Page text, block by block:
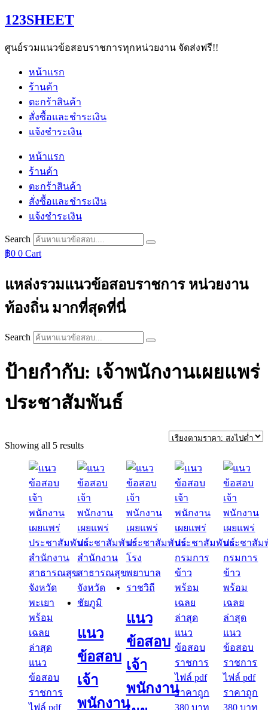
Skip
to
123SHEET
ศูนย์รวมแนวข้อสอบราชการทุกหน่วยงาน จัดส่งฟรี!!
หน้าแรก
ร้านค้า
ตะกร้าสินค้า
สั่งซื้อและชำระเงิน
แจ้งชำระเงิน
หน้าแรก
ร้านค้า
ตะกร้าสินค้า
สั่งซื้อและชำระเงิน
แจ้งชำระเงิน
Search
฿0 0 Cart
แหล่งรวมแนวข้อสอบราชการ หน่วยงาน
ท้องถิ่น มากที่สุดที่นี่
Search
ป้ายกำกับ: เจ้าพนักงานเผยแพร่
ประชาสัมพันธ์
Showing all 5 resultsSorted
price:
high
to
low
แนว
ข้อสอบ
เจ้า
พนักงาน
แนว
ข้อสอบ
เจ้า
พนักงาน